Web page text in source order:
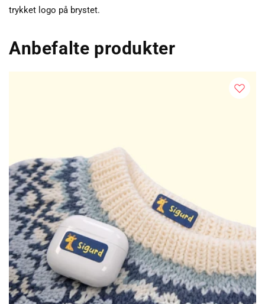
trykket logo på brystet.
Anbefalte produkter